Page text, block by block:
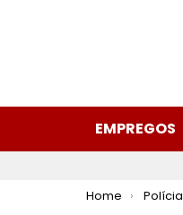
EMPREGOS
You are here:
Home Polícia